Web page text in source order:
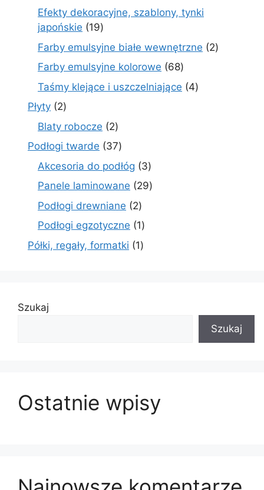
produkty
Efekty dekoracyjne, szablony, tynki
japońskie
1919
produktów
Farby emulsyjne białe wewnętrzne 22
Farby emulsyjne kolorowe 6868
produktów
Taśmy klejące i uszczelniające 44
Płyty 22
produkty
Blaty robocze 22
produkty
Podłogi twarde 3737
produktów
Akcesoria do podłóg 33
produkty
Panele laminowane 2929
Podłogi drewniane 22
produkty
Podłogi egzotyczne 11
produkt
Półki, regały, formatki 11
Szukaj
Szukaj
Ostatnie wpisy